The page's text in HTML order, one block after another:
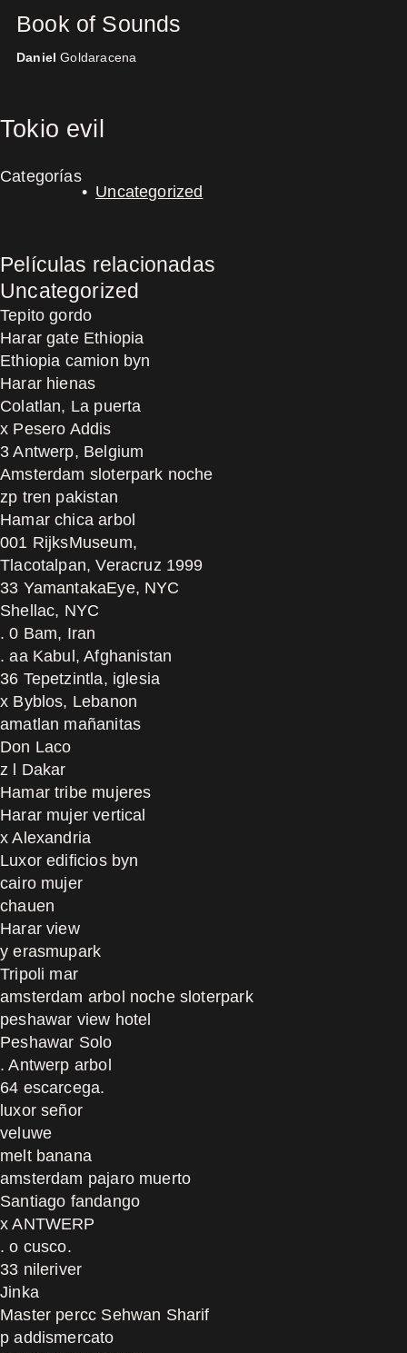
Book of Sounds
Daniel Goldaracena
Tokio evil
Categorías
Uncategorized
Películas relacionadas
Uncategorized
Tepito gordo
Harar gate Ethiopia
Ethiopia camion byn
Harar hienas
Colatlan, La puerta
x Pesero Addis
3 Antwerp, Belgium
Amsterdam sloterpark noche
zp tren pakistan
Hamar chica arbol
001 RijksMuseum,
Tlacotalpan, Veracruz 1999
33 YamantakaEye, NYC
Shellac, NYC
. 0 Bam, Iran
. aa Kabul, Afghanistan
36 Tepetzintla, iglesia
x Byblos, Lebanon
amatlan mañanitas
Don Laco
z l Dakar
Hamar tribe mujeres
Harar mujer vertical
x Alexandria
Luxor edificios byn
cairo mujer
chauen
Harar view
y erasmupark
Tripoli mar
amsterdam arbol noche sloterpark
peshawar view hotel
Peshawar Solo
. Antwerp arbol
64 escarcega.
luxor señor
veluwe
melt banana
amsterdam pajaro muerto
Santiago fandango
x ANTWERP
. o cusco.
33 nileriver
Jinka
Master percc Sehwan Sharif
p addismercato